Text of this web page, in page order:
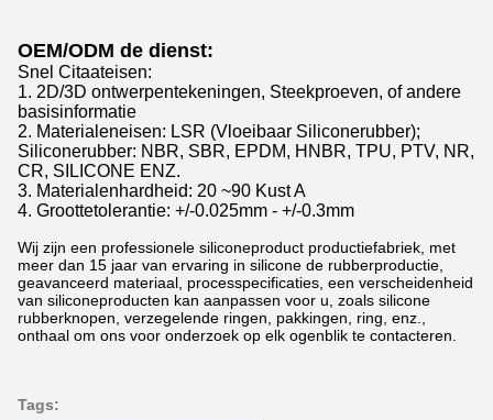
OEM/ODM de dienst:
Snel Citaateisen:
1. 2D/3D ontwerpentekeningen, Steekproeven, of andere
basisinformatie
2. Materialeneisen: LSR (Vloeibaar Siliconerubber);
Siliconerubber: NBR, SBR, EPDM, HNBR, TPU, PTV, NR,
CR, SILICONE ENZ.
3. Materialenhardheid: 20 ~90 Kust A
4. Groottetolerantie: +/-0.025mm - +/-0.3mm
Wij zijn een professionele siliconeproduct productiefabriek, met
meer dan 15 jaar van ervaring in silicone de rubberproductie,
geavanceerd materiaal, processpecificaties, een verscheidenheid
van siliconeproducten kan aanpassen voor u, zoals silicone
rubberknopen, verzegelende ringen, pakkingen, ring, enz.,
onthaal om ons voor onderzoek op elk ogenblik te contacteren.
Tags: